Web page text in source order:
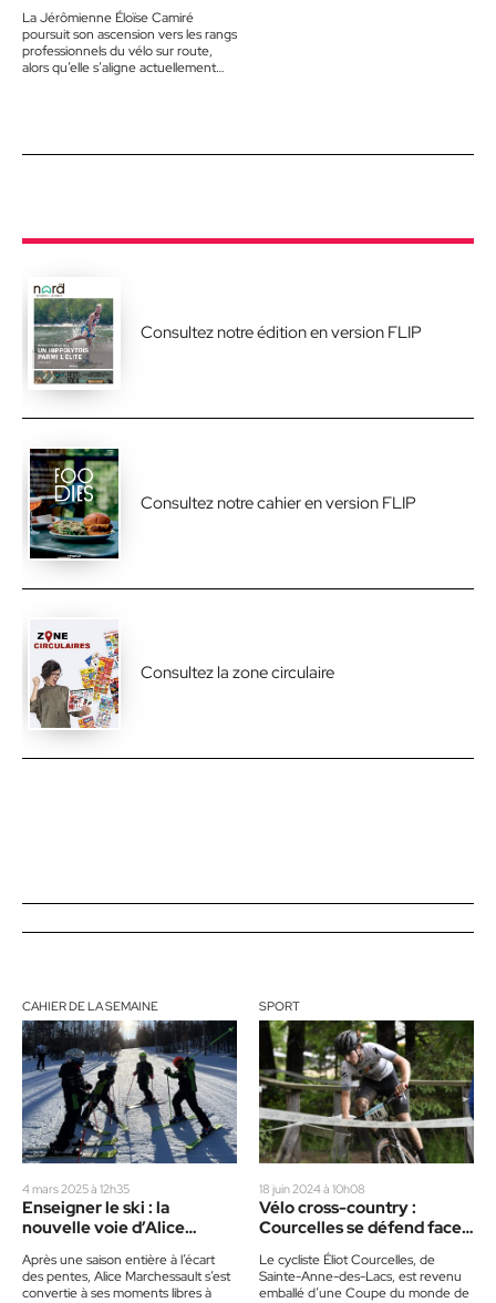
La Jérômienne Éloïse Camiré
poursuit son ascension vers les rangs
professionnels du vélo sur route,
alors qu’elle s’aligne actuellement
Consultez notre édition en version FLIP
Consultez notre cahier en version FLIP
Consultez la zone circulaire
CAHIER DE LA SEMAINE
4 mars 2025 à 12h35
Enseigner le ski : la
nouvelle voie d’Alice
Après une saison entière à l’écart
des pentes, Alice Marchessault s’est
convertie à ses moments libres à
SPORT
18 juin 2024 à 10h08
Vélo cross-country :
Courcelles se défend face à
la turbulence mondiale
Le cycliste Éliot Courcelles, de
Sainte-Anne-des-Lacs, est revenu
emballé d’une Coupe du monde de